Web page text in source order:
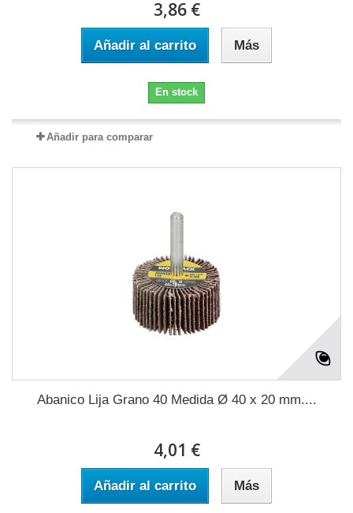
3,86 €
Añadir al carrito Más
En stock
Añadir para comparar
Abanico Lija Grano 40 Medida Ø 40 x 20 mm....
4,01 €
Añadir al carrito Más